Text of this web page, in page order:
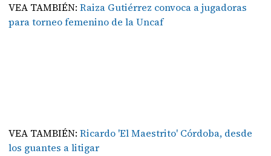
VEA TAMBIÉN:Raiza Gutiérrez convoca a jugadoras
para torneo femenino de la Uncaf
VEA TAMBIÉN:Ricardo 'El Maestrito' Córdoba, desde
los guantes a litigar